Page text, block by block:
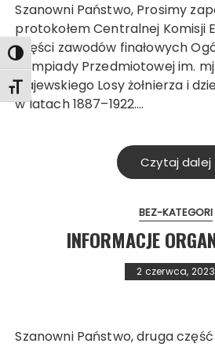
Toggle High Contrast
Toggle Font size
Szanowni Państwo, Prosimy zapoznać się z
protokołem Centralnej Komisji
części zawodów finałowych
Olimpiady Przedmiotowej im.
Gajewskiego Losy żołnierza i
w latach 1887–1922….
Czytaj dalej
BEZ-KATEGORI
INFORMACJE
2 czerwca, 2023
Szanowni Państwo, druga część zawodów